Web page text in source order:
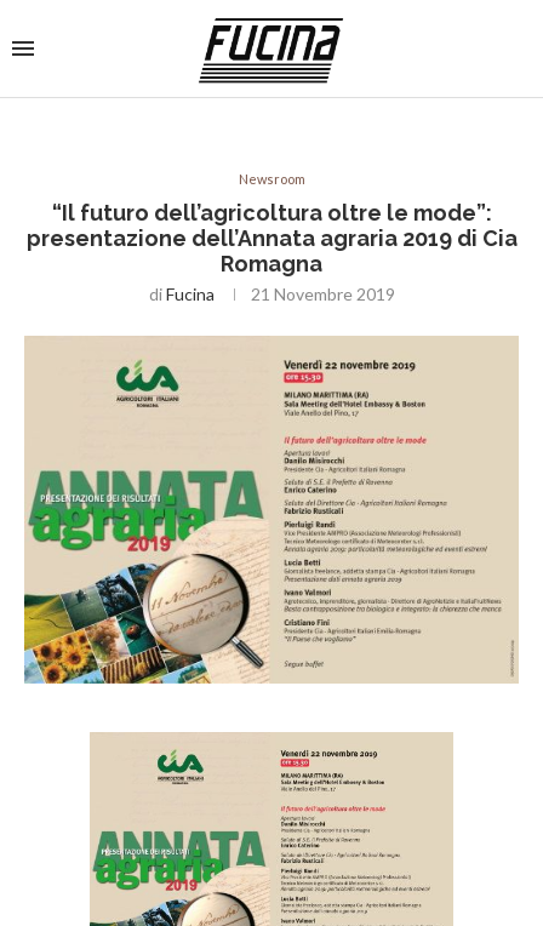
Newsroom
“Il futuro dell’agricoltura oltre le mode”:
presentazione dell’Annata agraria 2019 di Cia
Romagna
diFucina 21 Novembre 2019